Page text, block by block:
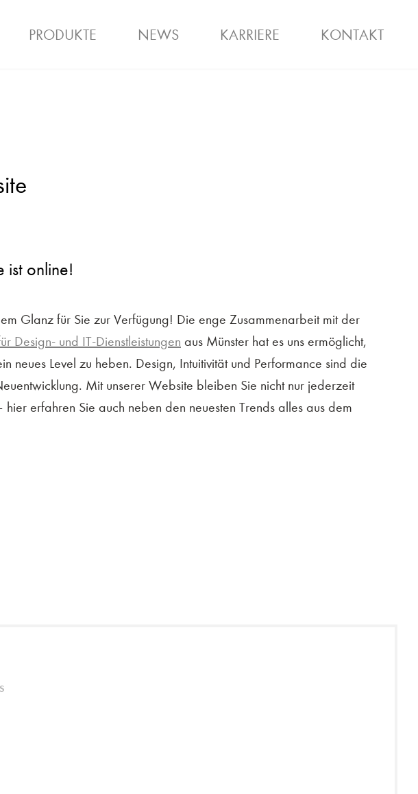
TEAM
HOMME
PRODUKTE NEWS KARRIERE KONTAKT
ist online!
Glanz für Sie zur Verfügung! Die enge Zusammenarbeit mit der
Design- und IT-Dienstleistungen aus Münster hat es uns ermöglicht,
neues Level zu heben. Design, Intuitivität und Performance sind die
Mit unserer Website bleiben Sie nicht nur jederzeit
erfahren Sie auch neben den neuesten Trends alles aus dem